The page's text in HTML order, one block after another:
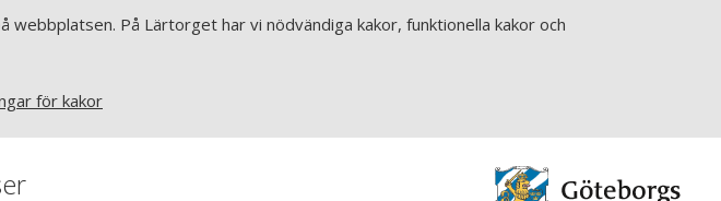
På Lärtorget har vi nödvändiga kakor, funktionella kakor och
för kakor